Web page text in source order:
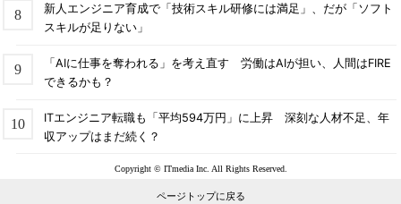
新人エンジニア育成で「技術スキル研修には満足」、だが「ソフト
スキルが足りない」
「AIに仕事を奪われる」を考え直す 労働はAIが担い、人間はFIRE
できるかも？
ITエンジニア転職も「平均594万円」に上昇 深刻な人材不足、年
収アップはまだ続く？
Copyright © ITmedia Inc. All Rights Reserved.
ページトップに戻る